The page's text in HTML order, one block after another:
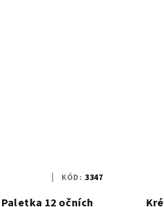
Paletka 12 očních
KÓD: 3347